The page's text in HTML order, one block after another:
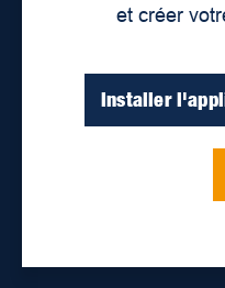
et créer
Installer